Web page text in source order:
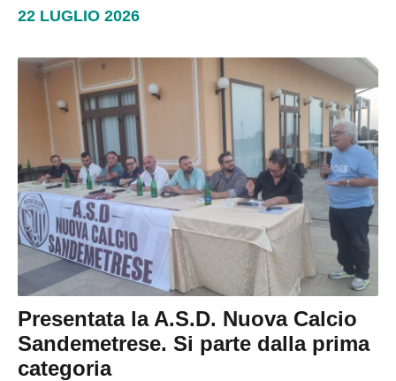
22 LUGLIO 2026
Presentata la A.S.D. Nuova Calcio
Sandemetrese. Si parte dalla prima
categoria